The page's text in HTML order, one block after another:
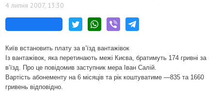
4 липня 2007, 13:30
Київ встановить плату за в’їзд вантажівок
Із вантажівок, яка перетинають межі Києва, братимуть 174 гривні за
в’їзд. Про це повідомив заступник мера Іван Салій.
Вартість абонементу на 6 місяців та рік коштуватиме —835 та 1660
гривень відповідно.